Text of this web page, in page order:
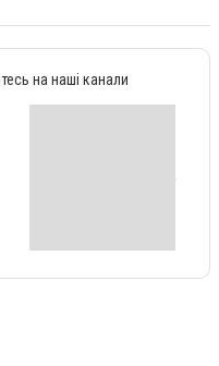
на наші канали